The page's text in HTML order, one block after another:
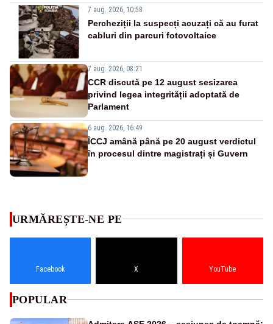
7 aug. 2026, 10:58
Percheziții la suspecți acuzați că au furat
cabluri din parcuri fotovoltaice
7 aug. 2026, 08:21
CCR discută pe 12 august sesizarea
privind legea integrității adoptată de
Parlament
6 aug. 2026, 16:49
ÎCCJ amână până pe 20 august verdictul
în procesul dintre magistrați și Guvern
URMĂREȘTE-NE PE
Facebook X YouTube
POPULAR